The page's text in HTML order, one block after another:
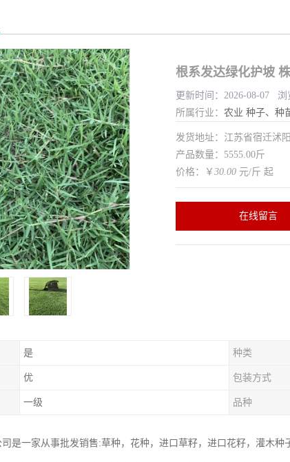
根系发达绿化护坡
更新时间：2026-08-07 浏
所属行业： 农业 种子、种
发货地址：江苏省宿迁沭
产品数量：5555.00斤
价格：￥ 30.00 元/斤 起
在线留言
是 种类
优 包装方式
一级 品种
是一家从事批发销售:草种，花种，进口草籽，进口花籽，灌木